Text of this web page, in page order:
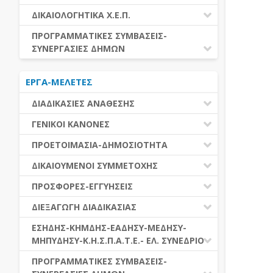
ΕΚΤΕΛΕΣΗ ΥΠΗΡΕΣΙΩΝ
ΕΚΤΕΛΕΣΗ ΠΡΟΜΗΘΕΙΩΝ
ΕΑΑΔΗΣΥ
ΕΑΔΗΣΥ
ΕΛ.ΣΥΝΕΔΡΙΟ
ΕΣΗΔΗΣ
ΔΙΚΑΙΟΛΟΓΗΤΙΚΑ Χ.Ε.Π.
ΔΙΚΑΙΟΛΟΓΗΤΙΚΑ Χ.Ε.Π.
ΠΡΟΓΡΑΜΜΑΤΙΚΕΣ ΣΥΜΒΑΣΕΙΣ-
ΣΥΝΕΡΓΑΣΙΕΣ ΔΗΜΩΝ
ΔΙΕΘΝΕΣ ΚΑΙ ΕΥΡΩΠΑΙΚΟ ΕΠΙΠΕΔΟ
ΠΡΟΓΡΑΜΜΑΤΙΚΕΣ ΣΥΜΒΑΣΕΙΣ
ΕΡΓΑ-ΜΕΛΕΤΕΣ
ΔΙΑΔΙΚΑΣΙΕΣ ΑΝΑΘΕΣΗΣ
ΔΙΑΔΙΚΑΣΙΕΣ ΑΝΑΘΕΣΗΣ
ΣΥΓΚΕΝΤΡΩΤΙΚΕΣ ΔΙΑΔΙΚΑΣΙΕΣ
ΑΝΑΘΕΣΗΣ
ΠΙΝΑΚΕΣ ΔΗΜΟΣΝΕΤ
ΓΕΝΙΚΟΙ ΚΑΝΟΝΕΣ
ΠΕΔΙΟ ΕΦΑΡΜΟΓΗΣ-ΕΝΑΡΞΗ ΙΣΧΥΟΣ
ΗΛΕΚΤΡΟΝΙΚΑ ΜΕΣΑ
ΓΕΝΙΚΕΣ ΑΡΧΕΣ ΚΑΙ ΚΑΝΟΝΕΣ
ΑΞΙΑ ΣΥΜΒΑΣΗΣ
ΕΙΔΗ ΣΥΜΒΑΣΕΩΝ
ΔΙΑΦΟΡΑ
ΠΡΟΕΤΟΙΜΑΣΙΑ-ΔΗΜΟΣΙΟΤΗΤΑ
ΓΝΩΜΟΔΟΤΙΚΑ ΟΡΓΑΝΑ-ΕΠΙΤΡΟΠΕΣ
ΠΡΟΕΤΟΙΜΑΣΙΑ
ΕΓΓΡΑΦΑ ΤΗΣ ΣΥΜΒΑΣΗΣ
ΔΗΜΟΣΙΕΥΣΕΙΣ
ΕΝΑΡΞΗ-ΠΡΟΘΕΣΜΙΕΣ
ΔΙΚΑΙΟΥΜΕΝΟΙ ΣΥΜΜΕΤΟΧΗΣ
ΔΙΚΑΙΟΥΜΕΝΟΙ ΣΥΜΜΕΤΟΧΗΣ
ΚΡΙΤΗΡΙΑ ΕΠΙΛΟΓΗΣ
ΛΟΓΟΙ ΑΠΟΚΛΕΙΣΜΟΥ
ΔΙΚΑΙΟΛΟΓΗΤΙΚΑ ΛΟΓΩΝ
ΑΠΟΚΛΕΙΣΜΟΥ & ΚΡΙΤΗΡΙΩΝ
ΕΠΙΛΟΓΗΣ
ΕΕΕΣ
ΠΡΟΣΦΟΡΕΣ-ΕΓΓΥΗΣΕΙΣ
ΕΓΓΥΗΣΕΙΣ
ΠΡΟΣΦΟΡΕΣ
ΔΙΕΞΑΓΩΓΗ ΔΙΑΔΙΚΑΣΙΑΣ
ΑΞΙΟΛΟΓΗΣΗ ΚΑΙ ΑΝΑΘΕΣΗ
ΑΠΟΤΕΛΕΣΜΑ ΔΙΑΔΙΚΑΣΙΑΣ
ΠΡΟΣΦΥΓΕΣ-ΕΝΣΤΑΣΕΙΣ
ΕΣΗΔΗΣ-ΚΗΜΔΗΣ-ΕΑΔΗΣΥ-ΜΕΔΗΣΥ-
ΜΗΠΥΔΗΣΥ-Κ.Η.Σ.Π.Α.Τ.Ε.- ΕΛ. ΣΥΝΕΔΡΙΟ
ΕΑΑΔΗΣΥ
ΠΡΟΓΡΑΜΜΑΤΙΚΕΣ ΣΥΜΒΑΣΕΙΣ-